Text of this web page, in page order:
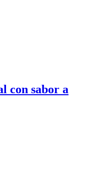
con sabor a